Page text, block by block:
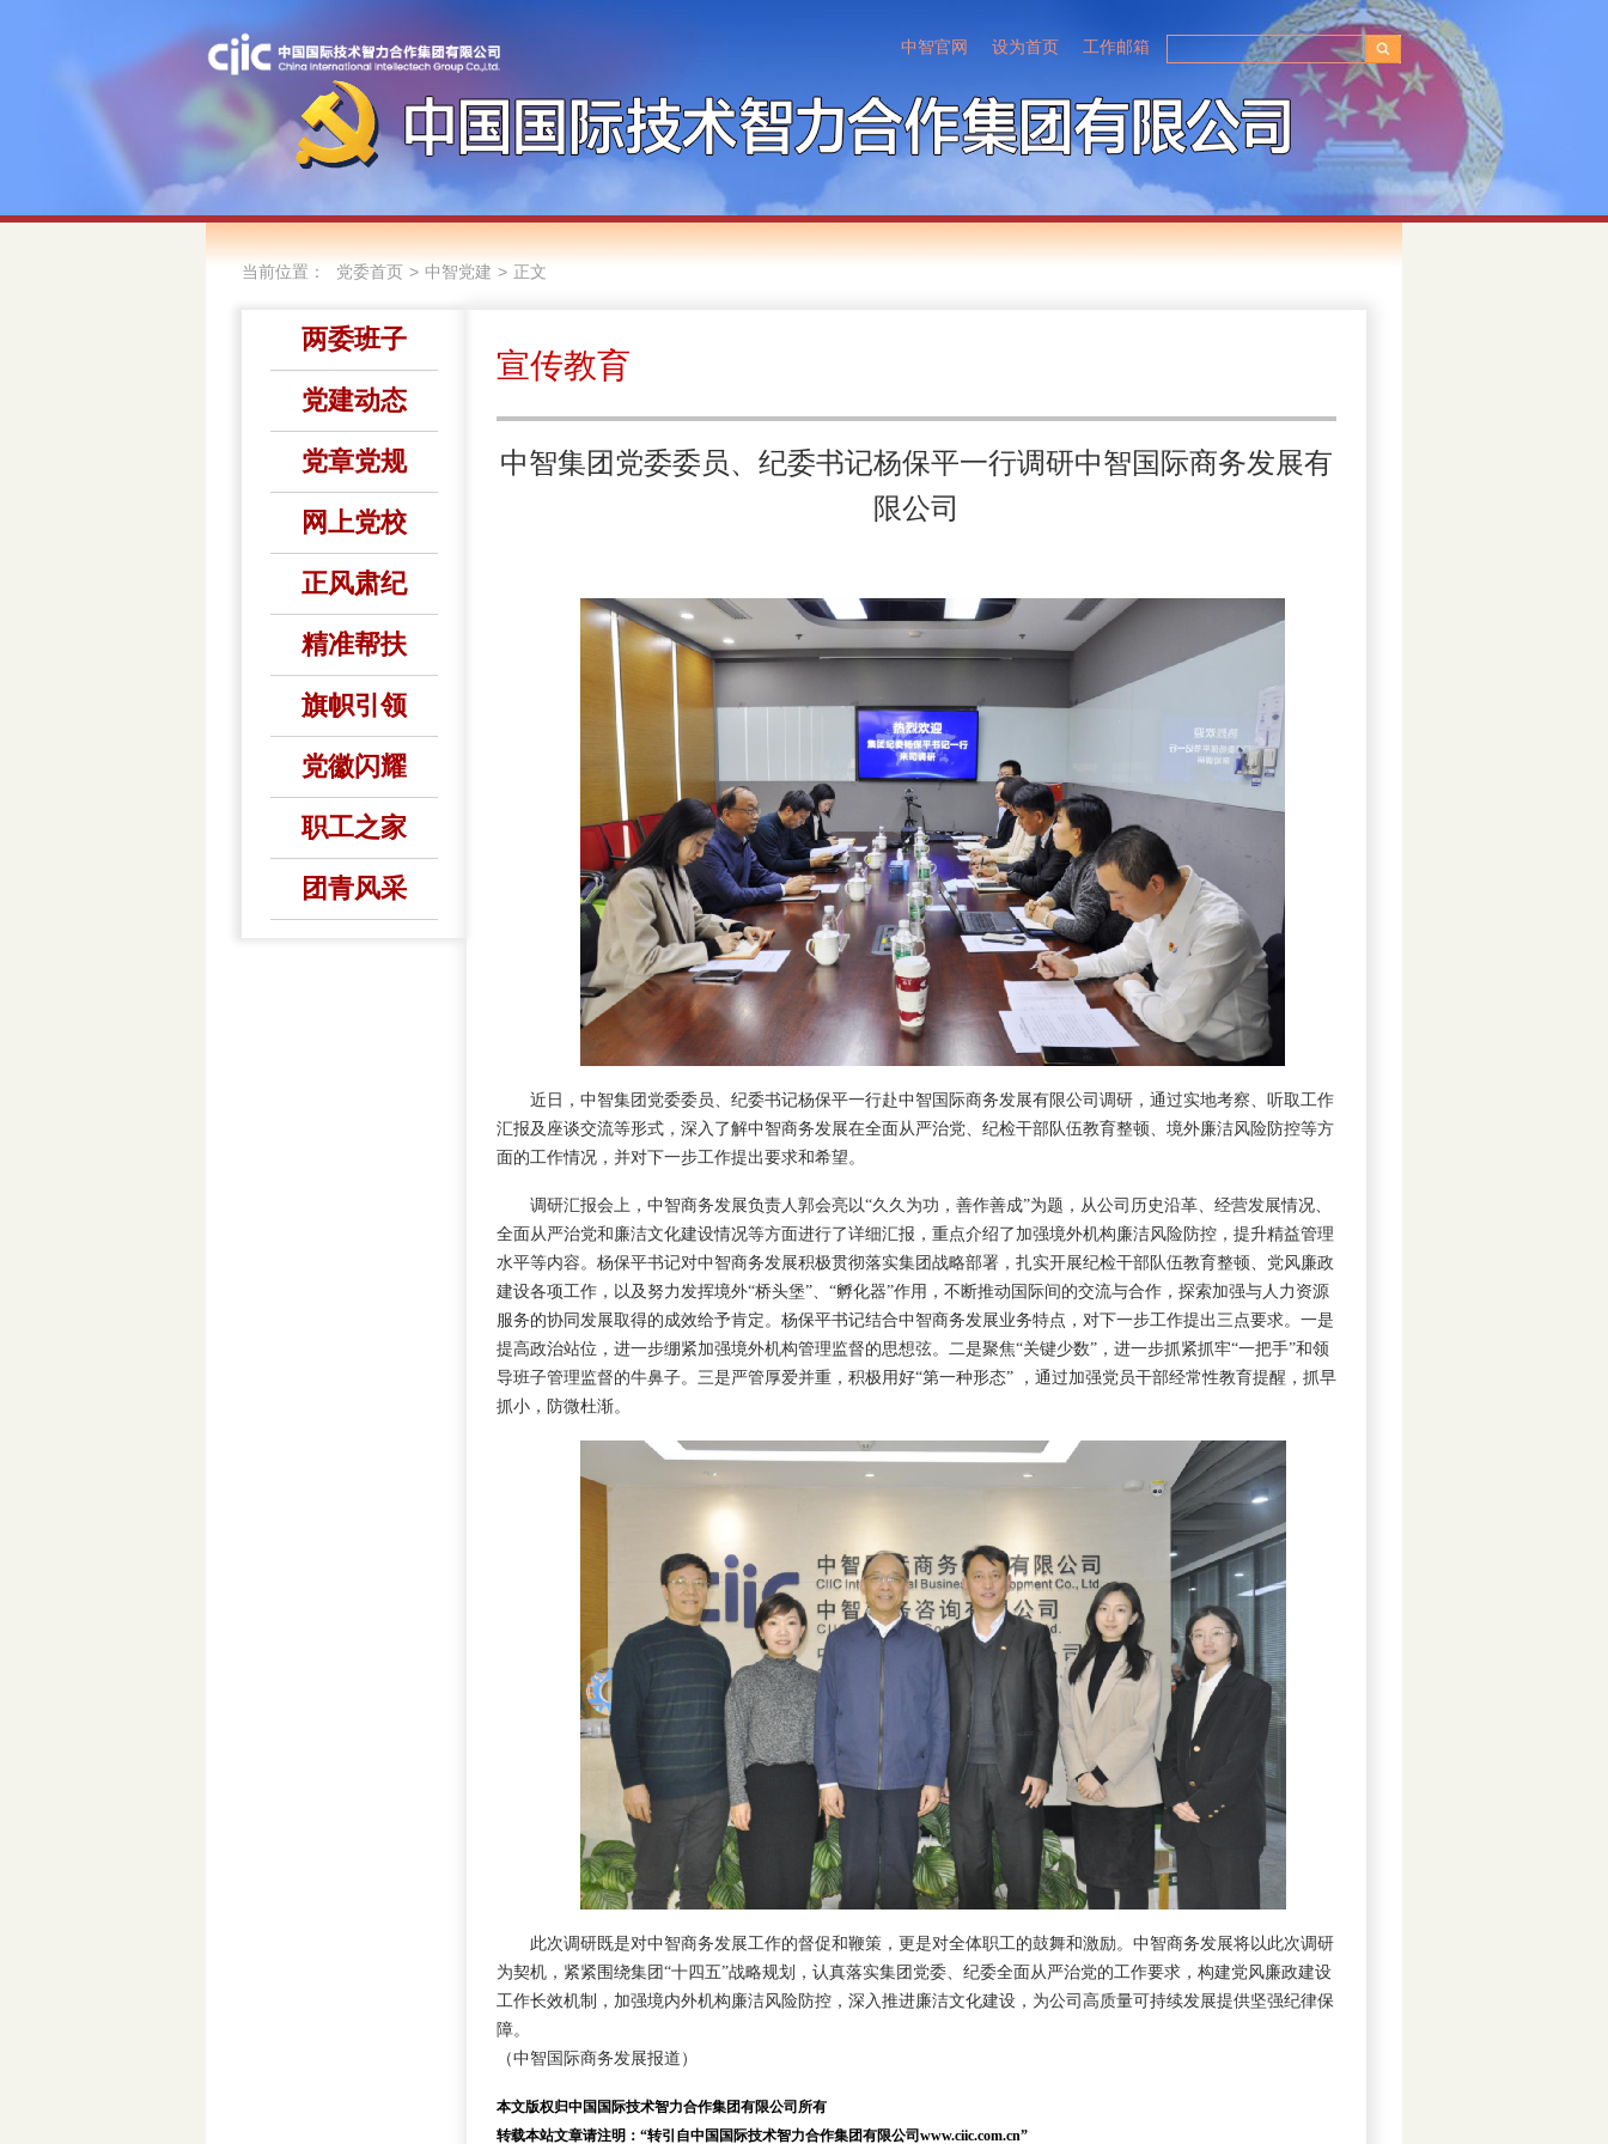
中智官网 设为首页 工作邮箱
当前位置： 党委首页 > 中智党建 > 正文
两委班子
党建动态
党章党规
网上党校
正风肃纪
精准帮扶
旗帜引领
党徽闪耀
职工之家
团青风采
宣传教育
中智集团党委委员、纪委书记杨保平一行调研中智国际商务发展有
限公司
近日，中智集团党委委员、纪委书记杨保平一行赴中智国际商务发展有限公司调研，通过实地考察、听取工作
汇报及座谈交流等形式，深入了解中智商务发展在全面从严治党、纪检干部队伍教育整顿、境外廉洁风险防控等方
面的工作情况，并对下一步工作提出要求和希望。
调研汇报会上，中智商务发展负责人郭会亮以“久久为功，善作善成”为题，从公司历史沿革、经营发展情况、
全面从严治党和廉洁文化建设情况等方面进行了详细汇报，重点介绍了加强境外机构廉洁风险防控，提升精益管理
水平等内容。杨保平书记对中智商务发展积极贯彻落实集团战略部署，扎实开展纪检干部队伍教育整顿、党风廉政
建设各项工作，以及努力发挥境外“桥头堡”、“孵化器”作用，不断推动国际间的交流与合作，探索加强与人力资源
服务的协同发展取得的成效给予肯定。杨保平书记结合中智商务发展业务特点，对下一步工作提出三点要求。一是
提高政治站位，进一步绷紧加强境外机构管理监督的思想弦。二是聚焦“关键少数”，进一步抓紧抓牢“一把手”和领
导班子管理监督的牛鼻子。三是严管厚爱并重，积极用好“第一种形态” ，通过加强党员干部经常性教育提醒，抓早
抓小，防微杜渐。
此次调研既是对中智商务发展工作的督促和鞭策，更是对全体职工的鼓舞和激励。中智商务发展将以此次调研
为契机，紧紧围绕集团“十四五”战略规划，认真落实集团党委、纪委全面从严治党的工作要求，构建党风廉政建设
工作长效机制，加强境内外机构廉洁风险防控，深入推进廉洁文化建设，为公司高质量可持续发展提供坚强纪律保
障。
（中智国际商务发展报道）
本文版权归中国国际技术智力合作集团有限公司所有
转载本站文章请注明：“转引自中国国际技术智力合作集团有限公司www.ciic.com.cn”